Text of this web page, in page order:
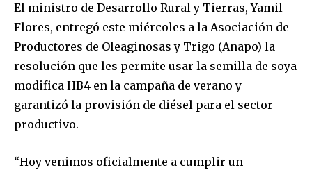
El ministro de Desarrollo Rural y Tierras, Yamil
Flores, entregó este miércoles a la Asociación de
Productores de Oleaginosas y Trigo (Anapo) la
resolución que les permite usar la semilla de soya
modifica HB4 en la campaña de verano y
garantizó la provisión de diésel para el sector
productivo.
“Hoy venimos oficialmente a cumplir un